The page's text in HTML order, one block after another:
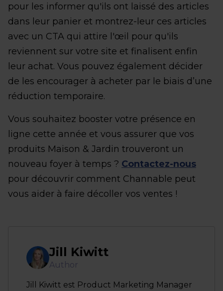
pour les informer qu'ils ont laissé des articles
dans leur panier et montrez-leur ces articles
avec un CTA qui attire l'œil pour qu'ils
reviennent sur votre site et finalisent enfin
leur achat. Vous pouvez également décider
de les encourager à acheter par le biais d’une
réduction temporaire.
Vous souhaitez booster votre présence en
ligne cette année et vous assurer que vos
produits Maison & Jardin trouveront un
nouveau foyer à temps ? Contactez-nous
pour découvrir comment Channable peut
vous aider à faire décoller vos ventes !
Jill Kiwitt
Author
Jill Kiwitt est Product Marketing Manager